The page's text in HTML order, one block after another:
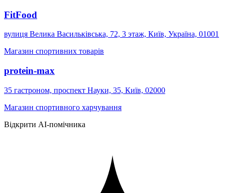
FitFood
вулиця Велика Васильківська, 72, 3 этаж, Київ, Україна, 01001
Магазин спортивних товарів
protein-max
35 гастроном, проспект Науки, 35, Київ, 02000
Магазин спортивного харчування
Відкрити AI-помічника